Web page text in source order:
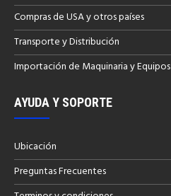
Compras de USA y otros países
Transporte y Distribución
Importación de Maquinaria y Equipos
AYUDA Y SOPORTE
Ubicación
Preguntas Frecuentes